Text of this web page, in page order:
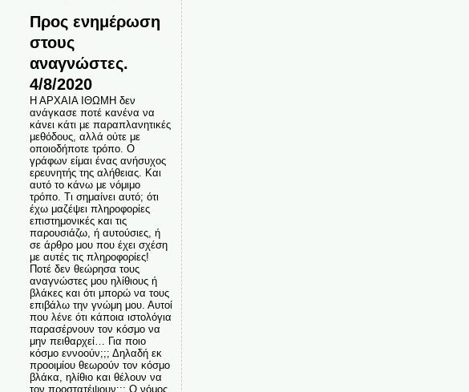
Προς ενημέρωση
στους
αναγνώστες.
4/8/2020
Η ΑΡΧΑΙΑ ΙΘΩΜΗ δεν
ανάγκασε ποτέ κανένα να
κάνει κάτι με παραπλανητικές
μεθόδους, αλλά ούτε με
οποιοδήποτε τρόπο. Ο
γράφων είμαι ένας ανήσυχος
ερευνητής της αλήθειας. Και
αυτό το κάνω με νόμιμο
τρόπο. Τι σημαίνει αυτό; ότι
έχω μαζέψει πληροφορίες
επιστημονικές και τις
παρουσιάζω, ή αυτούσιες, ή
σε άρθρο μου που έχει σχέση
με αυτές τις πληροφορίες!
Ποτέ δεν θεώρησα τους
αναγνώστες μου ηλίθιους ή
βλάκες και ότι μπορώ να τους
επιβάλω την γνώμη μου. Αυτοί
που λένε ότι κάποια ιστολόγια
παρασέρνουν τον κόσμο να
μην πειθαρχεί… Για ποιο
κόσμο εννοούν;;; Δηλαδή εκ
προοιμίου θεωρούν τον κόσμο
βλάκα, ηλίθιο και θέλουν να
τον προστατέψουν;;; Ο νόμος